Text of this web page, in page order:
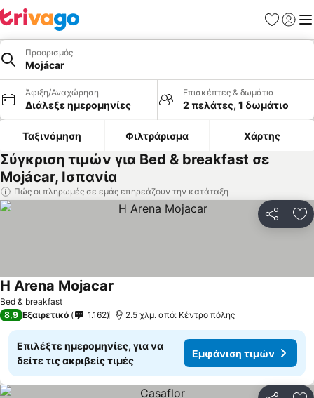
Προορισμός
Mojácar
Άφιξη/Αναχώρηση
Διάλεξε ημερομηνίες
Επισκέπτες & δωμάτια
2 πελάτες, 1 δωμάτιο
Ταξινόμηση Φιλτράρισμα Χάρτης
Σύγκριση τιμών για Bed & breakfast σε
Mojácar, Ισπανία
Πώς οι πληρωμές σε εμάς επηρεάζουν την κατάταξη
Bed & breakfast
H Arena Mojacar
8,9 Εξαιρετικό 1.162 2.5 χλμ. από: Κέντρο πόλης
Επιλέξτε ημερομηνίες, για να
δείτε τις ακριβείς τιμές
Εμφάνιση τιμών